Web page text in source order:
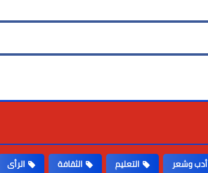
أدب وشعر التعليم الثقافة الرأى